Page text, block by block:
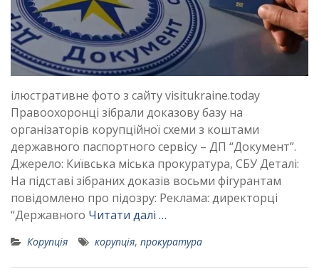
ілюстративне фото з сайту visitukraine.today
Правоохоронці зібрали доказову базу на
організаторів корупційної схеми з коштами
державного паспортного сервісу – ДП “Документ”.
Джерело: Київська міська прокуратура, СБУ Деталі:
На підставі зібраних доказів восьми фігурантам
повідомлено про підозру: Реклама: директорці
“Державного Читати далі …
Корупція корупція, прокуратура